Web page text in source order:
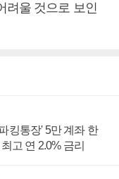
려울 것으로 보인
킹통장' 5만 계좌 한
고 연 2.0% 금리